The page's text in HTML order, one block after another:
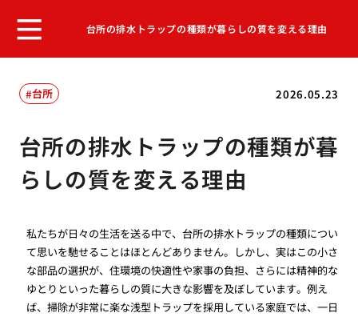
台所の排水トラップの種類が暮らしの質を変える理由
2026.05.23
台所
台所の排水トラップの種類が暮
らしの質を変える理由
私たちが日々の生活を送る中で、台所の排水トラップの種類につい
て思いを馳せることはほとんどありません。しかし、実はこの小さ
な部品の選択が、住環境の快適性や家事の負担、さらには精神的な
ゆとりといった暮らしの質に大きな影響を及ぼしています。例え
ば、掃除が非常に楽な浅型トラップを採用している家庭では、一日